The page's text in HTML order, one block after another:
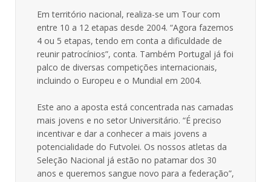
Em território nacional, realiza-se um Tour com
entre 10 a 12 etapas desde 2004. “Agora fazemos
4 ou 5 etapas, tendo em conta a dificuldade de
reunir patrocínios”, conta. Também Portugal já foi
palco de diversas competições internacionais,
incluindo o Europeu e o Mundial em 2004.
Este ano a aposta está concentrada nas camadas
mais jovens e no setor Universitário. “É preciso
incentivar e dar a conhecer a mais jovens a
potencialidade do Futvolei. Os nossos atletas da
Seleção Nacional já estão no patamar dos 30
anos e queremos sangue novo para a federação”,